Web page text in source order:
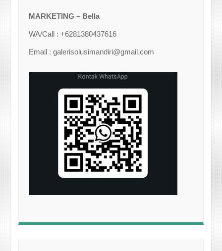
MARKETING – Bella
WA/Call : +6281380437616
Email : galerisolusimandiri@gmail.com